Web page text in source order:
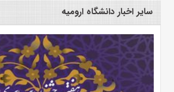
سایر اخبار دانشگاه ارومیه